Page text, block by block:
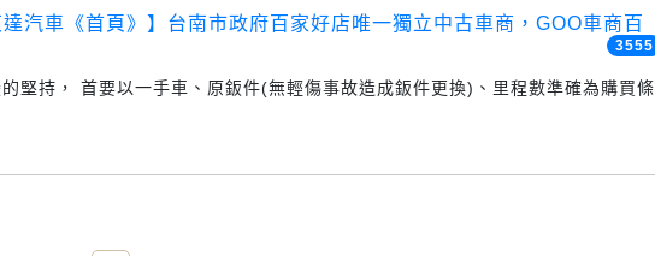
達汽車《首頁》】台南市政府百家好店唯一獨立中古車商，GOO車商百
3555
堅持， 首要以一手車、原鈑件(無輕傷事故造成鈑件更換)、里程數準確為購買條